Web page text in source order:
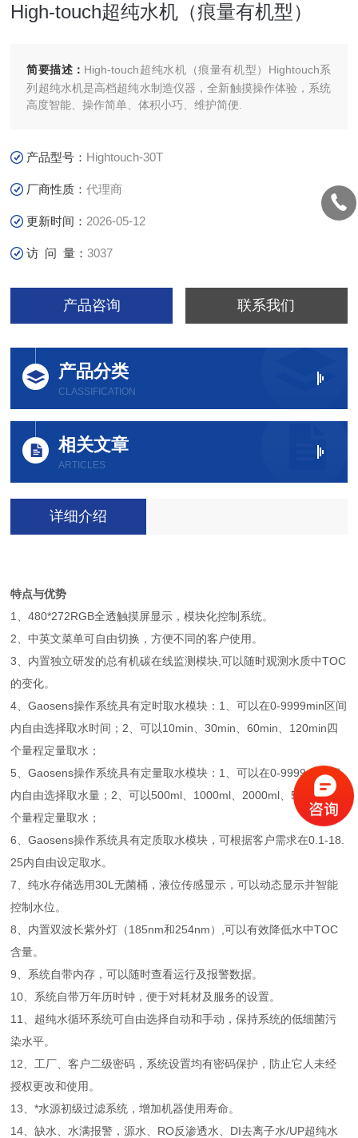
High-touch超纯水机（痕量有机型）
简要描述： High-touch超纯水机（痕量有机型）Hightouch系
列超纯水机是高档超纯水制造仪器，全新触摸操作体验，系统
高度智能、操作简单、体积小巧、维护简便.
产品型号： Hightouch-30T
厂商性质：代理商
更新时间： 2026-05-12
访 问 量：3037
产品咨询 联系我们
产品分类
CLASSIFICATION
相关文章
ARTICLES
详细介绍
特点与优势
1、480*272RGB全透触摸屏显示，模块化控制系统。
2、中英文菜单可自由切换，方便不同的客户使用。
3、内置独立研发的总有机碳在线监测模块,可以随时观测水质中TOC
的变化。
4、Gaosens操作系统具有定时取水模块：1、可以在0-9999min区间
内自由选择取水时间；2、可以10min、30min、60min、120min四
个量程定量取水；
5、Gaosens操作系统具有定量取水模块：1、可以在0-9999ml区间
内自由选择取水量；2、可以500ml、1000ml、2000ml、5000ml四
个量程定量取水；
6、Gaosens操作系统具有定质取水模块，可根据客户需求在0.1-18.
25内自由设定取水。
7、纯水存储选用30L无菌桶，液位传感显示，可以动态显示并智能
控制水位。
8、内置双波长紫外灯（185nm和254nm）,可以有效降低水中TOC
含量。
9、系统自带内存，可以随时查看运行及报警数据。
10、系统自带万年历时钟，便于对耗材及服务的设置。
11、超纯水循环系统可自由选择自动和手动，保持系统的低细菌污
染水平。
12、工厂、客户二级密码，系统设置均有密码保护，防止它人未经
授权更改和使用。
13、*水源初级过滤系统，增加机器使用寿命。
14、缺水、水满报警，源水、RO反渗透水、DI去离子水/UP超纯水